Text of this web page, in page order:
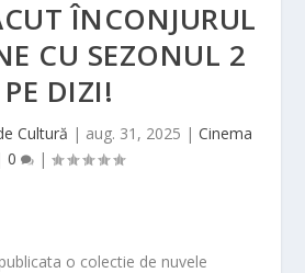
ÎNCONJURUL
CU SEZONUL 2
PE DIZI!
Cultură | aug. 31, 2025 | Cinema
0 |
o colectie de nuvele